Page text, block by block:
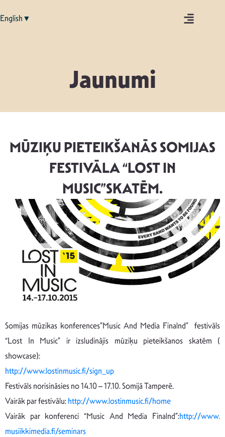
English▼
Jaunumi
MŪZIĶU PIETEIKŠANĀS SOMIJAS
FESTIVĀLA “LOST IN
MUSIC”SKATĒM.
Somijas mūzikas konferences”Music And Media Finalnd” festivāls
“Lost In Music” ir izsludinājis mūziķu pieteikšanos skatēm (
showcase):
http://www.lostinmusic.fi/sign_up
Festivāls norisināsies no 14.10 – 17.10. Somijā Tamperē.
Vairāk par festivālu:http://www.lostinmusic.fi/home
Vairāk par konferenci “Music And Media Finalnd”:http://www.
musiikkimedia.fi/seminars